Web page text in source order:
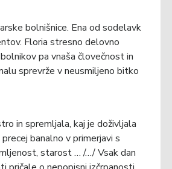
bolnišnice. Ena od sodelavk
Floria stresno delovno
pa vnaša človečnost in
sprevrže v neusmiljeno bitko
in spremljala, kaj je doživljala
banalno v primerjavi s
starost … /…/ Vsak dan